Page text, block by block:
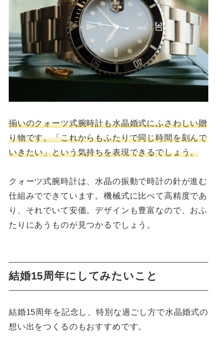
揃いのクォーツ式腕時計も水晶婚式にふさわしい贈
り物です。「これからもふたりで同じ時間を刻んで
いきたい」という気持ちを表現できるでしょう。
クォーツ式腕時計は、水晶の振動で時計の針が進む
仕組みでできています。機械式に比べて高精度であ
り、それでいて安価。デザインも豊富なので、おふ
たりにあうものが見つかるでしょう。
結婚15周年にしてみたいこと
結婚15周年を記念し、特別な過ごし方で水晶婚式の
想い出をつくるのもおすすめです。